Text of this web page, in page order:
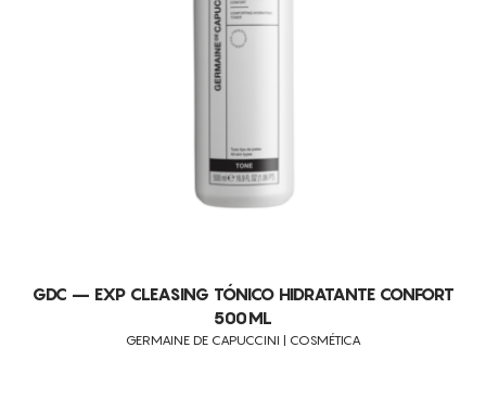
GDC – EXP CLEASING TÓNICO HIDRATANTE CONFORT
500ML
GERMAINE DE CAPUCCINI | COSMÉTICA